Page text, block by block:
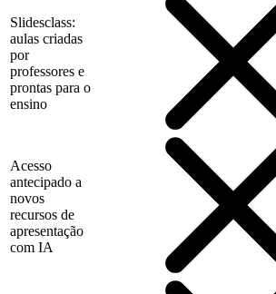
Slidesclass:
aulas criadas
por
professores e
prontas para o
ensino
Acesso
antecipado a
novos
recursos de
apresentação
com IA